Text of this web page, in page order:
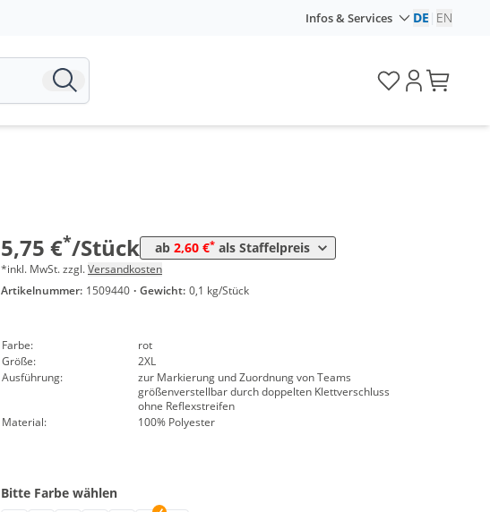
Infos & Services DE EN
5,75 €*/Stück ab 2,60 €* als Staffelpreis
ab 50 Stück 2,60 €
*inkl. MwSt. zzgl.Versandkosten
Artikelnummer: 1509440 · Gewicht: 0,1 kg/Stück
Farbe:
rot
Größe:
2XL
Ausführung:
zur Markierung und Zuordnung von Teams
größenverstellbar durch doppelten Klettverschluss
ohne Reflexstreifen
Material:
100% Polyester
Bitte Farbe wählen